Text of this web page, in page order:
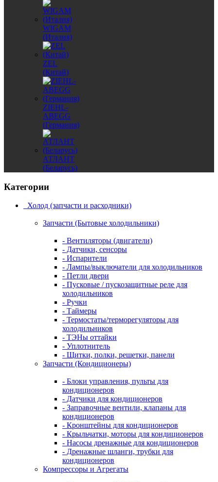
WIGAM
(Италия)
ZEL
(Китай)
ZIEHL-
ABEGG
(Германия)
АТЛАНТ
(Беларусь)
Категории
Холод (запчасти и расходники)
Запчасти (Бытовые холодильники)
- Вентиляторы (двигатели)
- Датчики, сенсоры
- Испарители
- Лампы/выключатели для холодильников
- Петли двери
- Пусковые / пускозащитные реле для
холодильников
- Ручки
- Таймеры
- Термостаты/терморегуляторы для
холодильников
- ТЭНы оттайки
- Уплотнитель
- Щитки, полки, решетки, панели
Запчасти (Кондиционеры)
- Блоки управления, пульты для
кондиционеров
- Датчики для кондиционеров
- Заправочные вентили, клапаны для
кондиционеров
- Кронштейны для кондиционеров
- Крыльчатки, моторы для кондиционеров
- Насосы дренажные для кондиционеров
- Дренажные шланги, трубки для
кондиционеров
Компрессоры и Агрегаты